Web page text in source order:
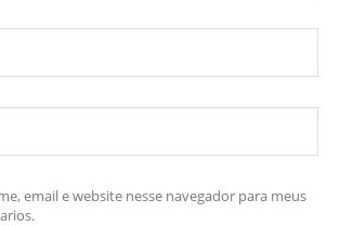
email e website nesse navegador para meus